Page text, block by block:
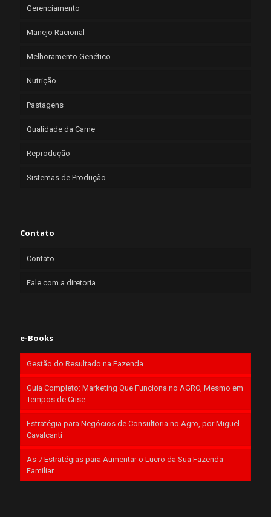
Gerenciamento
Manejo Racional
Melhoramento Genético
Nutrição
Pastagens
Qualidade da Carne
Reprodução
Sistemas de Produção
Contato
Contato
Fale com a diretoria
e-Books
Gestão do Resultado na Fazenda
Guia Completo: Marketing Que Funciona no AGRO, Mesmo em
Tempos de Crise
Estratégia para Negócios de Consultoria no Agro, por Miguel
Cavalcanti
As 7 Estratégias para Aumentar o Lucro da Sua Fazenda
Familiar